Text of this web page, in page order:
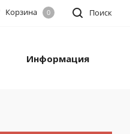
Поиск
Корзина 0
Информация